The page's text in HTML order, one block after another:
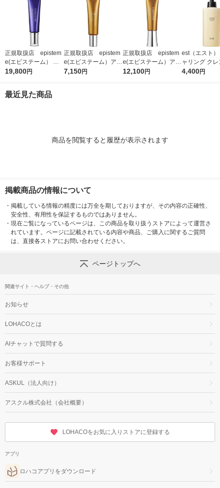
正規取扱店 epistem
e(エピステーム） ス
テムサイエンスアイ 1
19,800円
正規取扱店 epistem
e(エピステーム）アイ
パーフェクトショット
7,150円
正規取扱店 epistem
e(エピステーム）アイ
パーフェクトショット
12,100円
est（エスト
ャリング ク
グセラム
4,400円
最近見た商品
商品を閲覧すると履歴が表示されます
掲載商品の情報について
・ 掲載している情報の精度には万全を期しておりますが、その内容の正確性、
安全性、有用性を保証するものではありません。
・ 現在ご覧になっているページは、この商品を取り扱うストアによって運営さ
れています。ページに記載されている内容や商品、ご購入に関するご質問
は、直接各ストアにお問い合わせください。
ページトップへ
関連サイト・ヘルプ・その他
お知らせ
LOHACOとは
AIチャットで質問する
お客様サポート
ASKUL（法人向け）
アスクル株式会社（会社概要）
LOHACOをお気に入りストアに登録する
アプリ
ロハコアプリをダウンロード